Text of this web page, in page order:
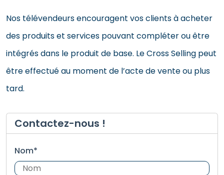
Nos télévendeurs encouragent vos clients à acheter
des produits et services pouvant compléter ou être
intégrés dans le produit de base. Le Cross Selling peut
être effectué au moment de l’acte de vente ou plus
tard.
Contactez-nous !
Nom*